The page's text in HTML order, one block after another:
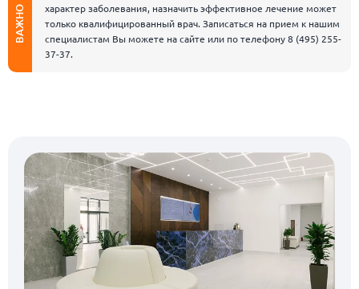
ВАЖНО
характер заболевания, назначить эффективное лечение может
только квалифицированный врач. Записаться на прием к нашим
специалистам Вы можете на сайте или по телефону8 (495) 255-
37-37.